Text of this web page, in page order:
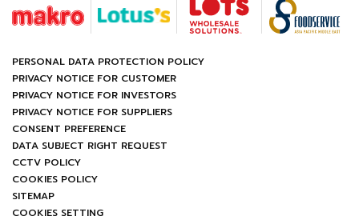
PERSONAL DATA PROTECTION POLICY
PRIVACY NOTICE FOR CUSTOMER
PRIVACY NOTICE FOR INVESTORS
PRIVACY NOTICE FOR SUPPLIERS
CONSENT PREFERENCE
DATA SUBJECT RIGHT REQUEST
CCTV POLICY
COOKIES POLICY
SITEMAP
COOKIES SETTING